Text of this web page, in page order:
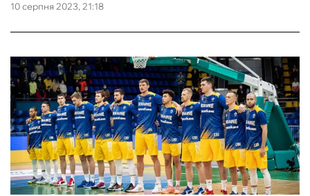
10 серпня 2023, 21:18